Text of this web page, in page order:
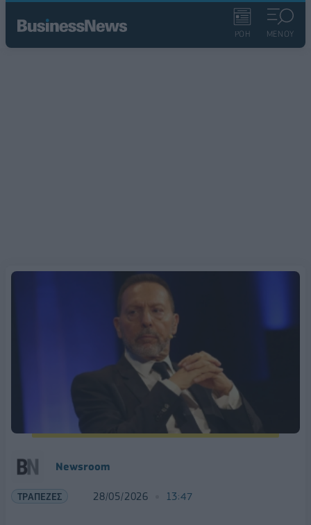
ΡΟΗ ΜΕΝΟΥ
Νewsroom
ΤΡΑΠΕΖΕΣ 28/05/2026 13:47